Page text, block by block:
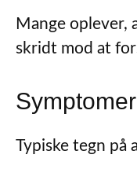
Mange oplever,
skridt mod at
Typiske tegn på